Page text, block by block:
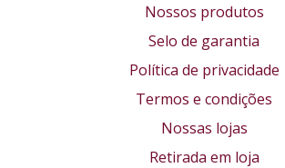
Nossos produtos
Selo de garantia
Política de privacidade
Termos e condições
Nossas lojas
Retirada em loja